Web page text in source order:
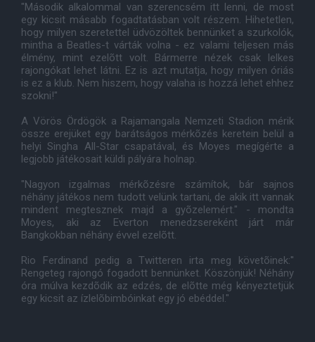
"Második alkalommal van szerencsém itt lenni, de most
egy kicsit másabb fogadtatásban volt részem. Hihetetlen,
hogy milyen szeretettel üdvözöltek bennünket a szurkolók,
mintha a Beatles-t várták volna - ez valami teljesen más
élmény, mint ezelõtt volt. Bármerre nézek csak lelkes
rajongókat lehet látni. Ez is azt mutatja, hogy milyen óriás
is ez a klub. Nem hiszem, hogy valaha is hozzá lehet ehhez
szokni!"
A Vörös Ördögök a Rajamangala Nemzeti Stadion mérik
össze erejüket egy barátságos mérkõzés keretein belül a
helyi Singha All-Star csapatával, és Moyes megígérte a
legjobb játékosait küldi pályára holnap.
"Nagyon izgalmas mérkõzésre számítok, bár sajnos
néhány játékos nem tudott velünk tartani, de akik itt vannak
mindent megtesznek majd a gyõzelemért." - mondta
Moyes, aki az Everton menedzsereként járt már
Bangkokban néhány évvel ezelõtt.
Rio Ferdinand pedig a Twitteren irta meg követõinek:''
Rengeteg rajongó fogadott bennünket. Köszönjük! Néhány
óra múlva kezdõdik az edzés, de elõtte még kényeztetjük
egy kicsit az ízlelõbimbóinkat egy jó ebéddel."